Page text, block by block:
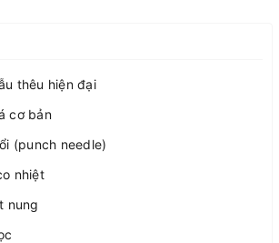
thêu hiện đại
cơ bản
(punch needle)
nhiệt
nung